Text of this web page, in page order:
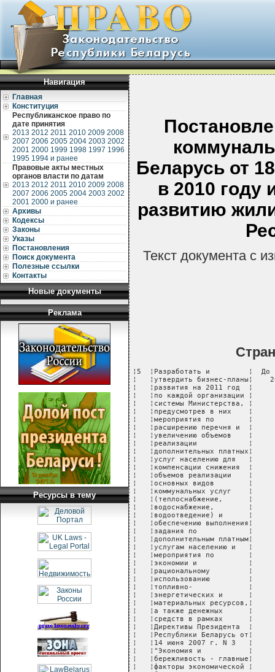
Навигация
Главная
Конституция
Республиканское право по
дате принятия
2013 2012 2011 2010 2009 2008
2007 2006 2005 2004 2003 2002
2001 2000 1999 1998 1997 1996
1995 1994 и ранее
Правовые акты местных
органов власти по датам
2013 2012 2011 2010 2009 2008
2007 2006 2005 2004 2003 2002
2001 2000 и ранее
Архивы
Кодексы
Законы
Указы
Постановления
Поиск документа
Полезные ссылки
Контакты
Новые документы
Реклама
Ресурсы в тему
Беларусь от
в 2010 году
развитию
Текст документа с
¦5  ¦Разработать и         ¦  До 1 марта   ¦   Руководители    ¦  Бизнес-планы   ¦Управление        ¦
¦   ¦утвердить бизнес-планы¦    2011 г.    ¦организаций системы¦                 ¦экономики         ¦
¦   ¦развития на 2011 год  ¦               ¦   Министерства    ¦                 ¦(Дудинская Е.И.), ¦
¦   ¦по каждой организации ¦               ¦                   ¦                 ¦руководители      ¦
¦   ¦системы Министерства, ¦               ¦                   ¦                 ¦областных         ¦
¦   ¦предусмотрев в них    ¦               ¦                   ¦                 ¦управлений        ¦
¦   ¦мероприятия по        ¦               ¦                   ¦                 ¦жилищно-          ¦
¦   ¦расширению перечня и  ¦               ¦                   ¦                 ¦коммунального     ¦
¦   ¦увеличению объемов    ¦               ¦                   ¦                 ¦хозяйства,        ¦
¦   ¦реализации            ¦               ¦                   ¦                 ¦объединений и     ¦
¦   ¦дополнительных платных¦               ¦                   ¦                 ¦организаций       ¦
¦   ¦услуг населению для   ¦               ¦                   ¦                 ¦г. Минска         ¦
¦   ¦компенсации снижения  ¦               ¦                   ¦                 ¦                  ¦
¦   ¦объемов реализации    ¦               ¦                   ¦                 ¦                  ¦
¦   ¦основных видов        ¦               ¦                   ¦                 ¦                  ¦
¦   ¦коммунальных услуг    ¦               ¦                   ¦                 ¦                  ¦
¦   ¦(теплоснабжение,      ¦               ¦                   ¦                 ¦                  ¦
¦   ¦водоснабжение,        ¦               ¦                   ¦                 ¦                  ¦
¦   ¦водоотведение) и      ¦               ¦                   ¦                 ¦                  ¦
¦   ¦обеспечению выполнения¦               ¦                   ¦                 ¦                  ¦
¦   ¦задания по            ¦               ¦                   ¦                 ¦                  ¦
¦   ¦дополнительным платным¦               ¦                   ¦                 ¦                  ¦
¦   ¦услугам населению и   ¦               ¦                   ¦                 ¦                  ¦
¦   ¦мероприятия по        ¦               ¦                   ¦                 ¦                  ¦
¦   ¦экономии и            ¦               ¦                   ¦                 ¦                  ¦
¦   ¦рациональному         ¦               ¦                   ¦                 ¦                  ¦
¦   ¦использованию         ¦               ¦                   ¦                 ¦                  ¦
¦   ¦топливно-             ¦               ¦                   ¦                 ¦                  ¦
¦   ¦энергетических и      ¦               ¦                   ¦                 ¦                  ¦
¦   ¦материальных ресурсов,¦               ¦                   ¦                 ¦                  ¦
¦   ¦а также денежных      ¦               ¦                   ¦                 ¦                  ¦
¦   ¦средств в рамках      ¦               ¦                   ¦                 ¦